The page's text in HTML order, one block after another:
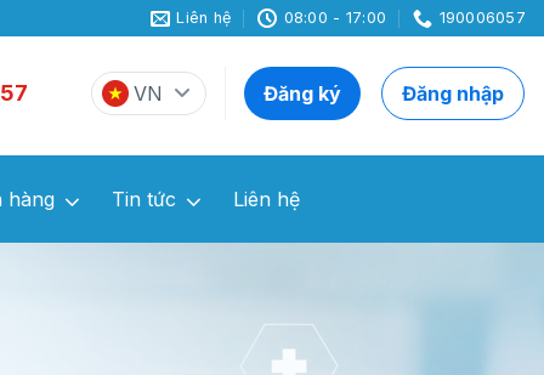
Liên hệ 08:00 - 17:00 190006057
VN Đăng ký Đăng nhập
hàng Tin tức Liên hệ